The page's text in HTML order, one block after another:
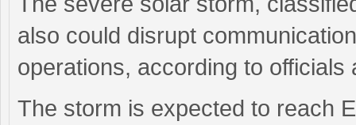
also could disrupt
operations, according to officials
The storm is expected to reach